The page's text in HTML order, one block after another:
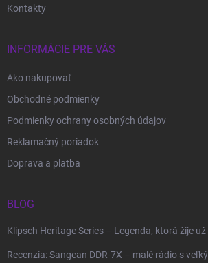
Kontakty
INFORMÁCIE PRE VÁS
Ako nakupovať
Obchodné podmienky
Podmienky ochrany osobných údajov
Reklamačný poriadok
Doprava a platba
BLOG
Klipsch Heritage Series – Legenda, ktorá žije
Recenzia: Sangean DDR-7X – malé rádio s